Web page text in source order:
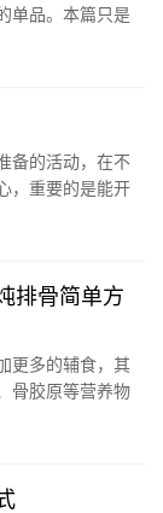
单品。本篇只是
备的活动，在不
，重要的是能开
排骨简单方
更多的辅食，其
骨胶原等营养物